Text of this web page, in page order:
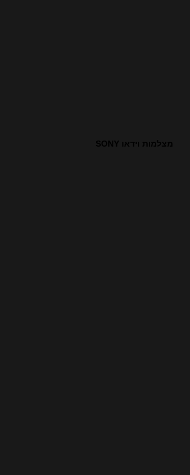
מצלמות וידאו SONY